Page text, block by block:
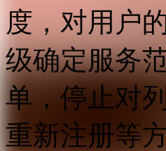
度，对用户
级确定服务
单，停止对
重新注册等